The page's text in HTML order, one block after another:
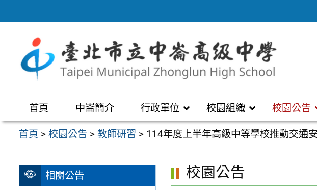
至
區
首頁 中崙簡介 行政單位 校園組織 校園公告
首頁 >校園公告 >教師研習 > 114年度上半年高級中等學校推動交通
相關公告 校園公告